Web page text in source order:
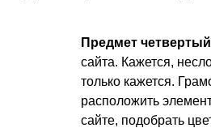
Предмет
сайта. Кажется,
только кажется.
расположить
сайте, подобрать